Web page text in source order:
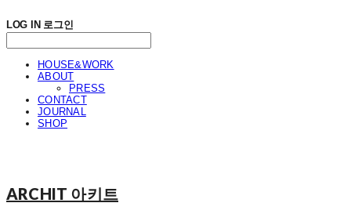
LOG IN 로그인
HOUSE&WORK
ABOUT
PRESS
CONTACT
JOURNAL
SHOP
ARCHIT 아키트